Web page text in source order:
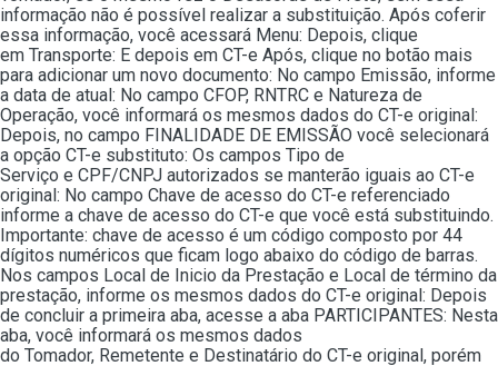
informação não é possível realizar a substituição. Após coferir
essa informação, você acessará Menu: Depois, clique
em Transporte: E depois em CT-e Após, clique no botão mais
para adicionar um novo documento: No campo Emissão, informe
a data de atual: No campo CFOP, RNTRC e Natureza de
Operação, você informará os mesmos dados do CT-e original:
Depois, no campo FINALIDADE DE EMISSÃO você selecionará
a opção CT-e substituto: Os campos Tipo de
Serviço e CPF/CNPJ autorizados se manterão iguais ao CT-e
original: No campo Chave de acesso do CT-e referenciado
informe a chave de acesso do CT-e que você está substituindo.
Importante: chave de acesso é um código composto por 44
dígitos numéricos que ficam logo abaixo do código de barras.
Nos campos Local de Inicio da Prestação e Local de término da
prestação, informe os mesmos dados do CT-e original: Depois
de concluir a primeira aba, acesse a aba PARTICIPANTES: Nesta
aba, você informará os mesmos dados
do Tomador, Remetente e Destinatário do CT-e original, porém